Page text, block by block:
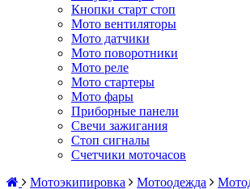
Кнопки старт стоп
Мото вентиляторы
Мото датчики
Мото поворотники
Мото реле
Мото стартеры
Мото фары
Приборные панели
Свечи зажигания
Стоп сигналы
Счетчики моточасов
Мотоэкипировка
Мотоодежда